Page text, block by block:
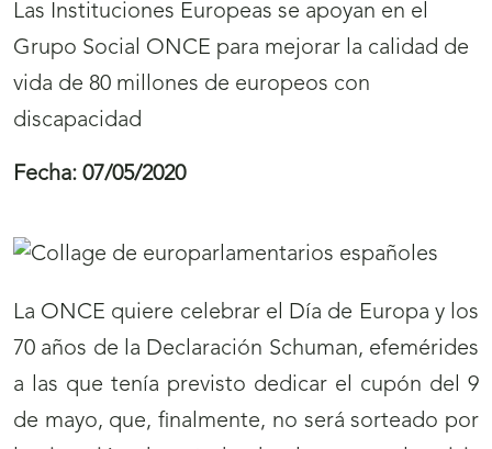
Las Instituciones Europeas se apoyan en el
Grupo Social ONCE para mejorar la calidad de
vida de 80 millones de europeos con
discapacidad
Fecha: 07/05/2020
La ONCE quiere celebrar el Día de Europa y los
70 años de la Declaración Schuman, efemérides
a las que tenía previsto dedicar el cupón del 9
de mayo, que, finalmente, no será sorteado por